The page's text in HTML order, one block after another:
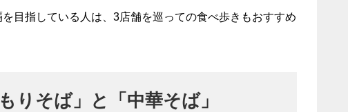
目指している人は、3店舗を巡っての食べ歩きもおすすめ
りそば」と「中華そば」